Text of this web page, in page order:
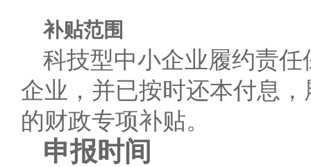
补贴范围
科技型中小企业履约责
企业，并已按时还本付息
的财政专项补贴。
申报时间